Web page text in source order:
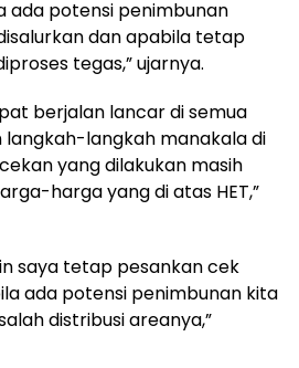
ada potensi penimbunan
dan apabila tetap
tegas,” ujarnya.
berjalan lancar di semua
langkah-langkah manakala di
yang dilakukan masih
harga yang di atas HET,”
saya tetap pesankan cek
ada potensi penimbunan kita
distribusi areanya,”